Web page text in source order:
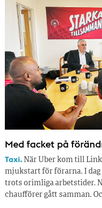
Med facket på
Taxi. När Uber kom till
mjukstart för förarna. I dag
trots orimliga arbetstider.
chaufförer gått samman.